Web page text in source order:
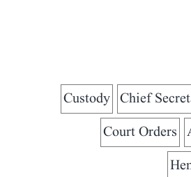
Chief
Custody
Court Orders